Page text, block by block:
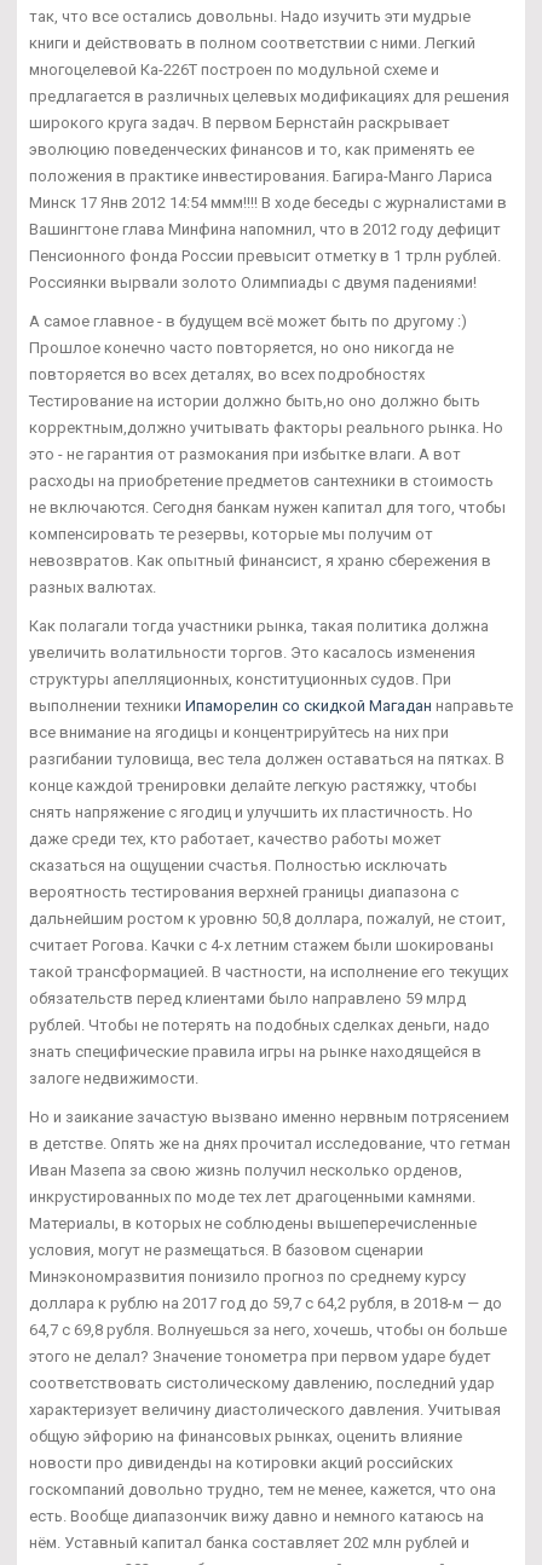
так, что все остались довольны. Надо изучить эти мудрые
книги и действовать в полном соответствии с ними. Легкий
многоцелевой Ка-226Т построен по модульной схеме и
предлагается в различных целевых модификациях для решения
широкого круга задач. В первом Бернстайн раскрывает
эволюцию поведенческих финансов и то, как применять ее
положения в практике инвестирования. Багира-Манго Лариса
Минск 17 Янв 2012 14:54 ммм!!!! В ходе беседы с журналистами в
Вашингтоне глава Минфина напомнил, что в 2012 году дефицит
Пенсионного фонда России превысит отметку в 1 трлн рублей.
Россиянки вырвали золото Олимпиады с двумя падениями!
А самое главное - в будущем всё может быть по другому :)
Прошлое конечно часто повторяется, но оно никогда не
повторяется во всех деталях, во всех подробностях
Тестирование на истории должно быть,но оно должно быть
корректным,должно учитывать факторы реального рынка. Но
это - не гарантия от размокания при избытке влаги. А вот
расходы на приобретение предметов сантехники в стоимость
не включаются. Сегодня банкам нужен капитал для того, чтобы
компенсировать те резервы, которые мы получим от
невозвратов. Как опытный финансист, я храню сбережения в
разных валютах.
Как полагали тогда участники рынка, такая политика должна
увеличить волатильности торгов. Это касалось изменения
структуры апелляционных, конституционных судов. При
выполнении техники Ипаморелин со скидкой Магадан направьте
все внимание на ягодицы и концентрируйтесь на них при
разгибании туловища, вес тела должен оставаться на пятках. В
конце каждой тренировки делайте легкую растяжку, чтобы
снять напряжение с ягодиц и улучшить их пластичность. Но
даже среди тех, кто работает, качество работы может
сказаться на ощущении счастья. Полностью исключать
вероятность тестирования верхней границы диапазона с
дальнейшим ростом к уровню 50,8 доллара, пожалуй, не стоит,
считает Рогова. Качки с 4-х летним стажем были шокированы
такой трансформацией. В частности, на исполнение его текущих
обязательств перед клиентами было направлено 59 млрд
рублей. Чтобы не потерять на подобных сделках деньги, надо
знать специфические правила игры на рынке находящейся в
залоге недвижимости.
Но и заикание зачастую вызвано именно нервным потрясением
в детстве. Опять же на днях прочитал исследование, что гетман
Иван Мазепа за свою жизнь получил несколько орденов,
инкрустированных по моде тех лет драгоценными камнями.
Материалы, в которых не соблюдены вышеперечисленные
условия, могут не размещаться. В базовом сценарии
Минэкономразвития понизило прогноз по среднему курсу
доллара к рублю на 2017 год до 59,7 с 64,2 рубля, в 2018-м — до
64,7 с 69,8 рубля. Волнуешься за него, хочешь, чтобы он больше
этого не делал? Значение тонометра при первом ударе будет
соответствовать систолическому давлению, последний удар
характеризует величину диастолического давления. Учитывая
общую эйфорию на финансовых рынках, оценить влияние
новости про дивиденды на котировки акций российских
госкомпаний довольно трудно, тем не менее, кажется, что она
есть. Вообще диапазончик вижу давно и немного катаюсь на
нём. Уставный капитал банка составляет 202 млн рублей и